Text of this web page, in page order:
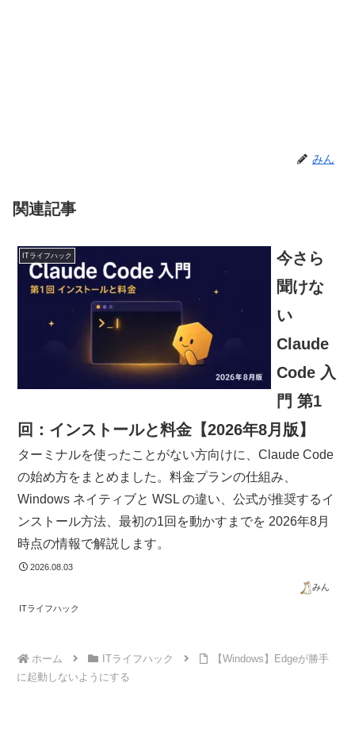
みん
関連記事
ITライフハック
今さら
聞けな
い
Claude
Code 入
門 第1
回：インストールと料金【2026年8月版】
ターミナルを使ったことがない方向けに、Claude Code
の始め方をまとめました。料金プランの仕組み、
Windows ネイティブと WSL の違い、公式が推奨するイ
ンストール方法、最初の1回を動かすまでを 2026年8月
時点の情報で解説します。
2026.08.03
みん
ITライフハック
ホーム ITライフハック
【Windows】Edgeが勝手
に起動しないようにする